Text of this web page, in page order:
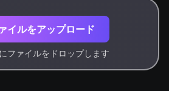
イルをアップロード
ファイルをドロップします